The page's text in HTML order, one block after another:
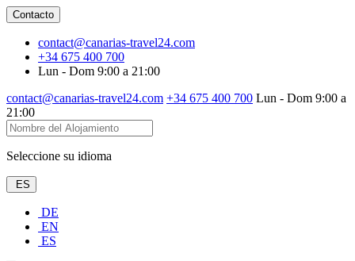
Contacto
contact@canarias-travel24.com
+34 675 400 700
Lun - Dom 9:00 a 21:00
contact@canarias-travel24.com +34 675 400 700 Lun - Dom 9:00 a
21:00
Seleccione su idioma
ES
DE
EN
ES